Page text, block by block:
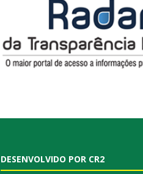
DESENVOLVIDO POR CR2